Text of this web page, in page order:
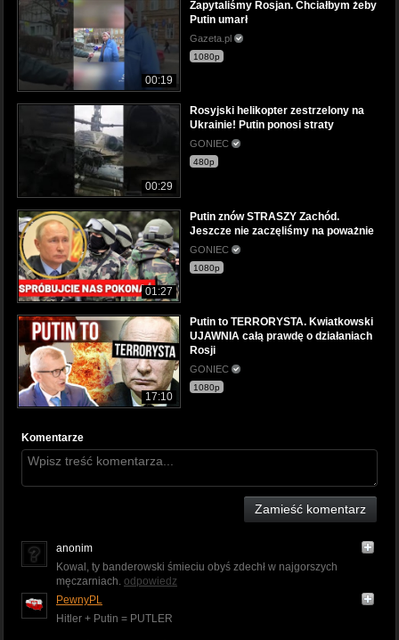
00:19
Zapytaliśmy Rosjan. Chciałbym żeby
Putin umarł
Gazeta.pl
1080p
00:29
Rosyjski helikopter zestrzelony na
Ukrainie! Putin ponosi straty
GONIEC
480p
01:27
Putin znów STRASZY Zachód.
Jeszcze nie zaczęliśmy na poważnie
GONIEC
1080p
17:10
Putin to TERRORYSTA. Kwiatkowski
UJAWNIA całą prawdę o działaniach
Rosji
GONIEC
1080p
Komentarze
Zamieść komentarz
anonim
Kowal, ty banderowski śmieciu obyś zdechł w najgorszych
męczarniach. odpowiedz
PewnyPL
Hitler + Putin = PUTLER